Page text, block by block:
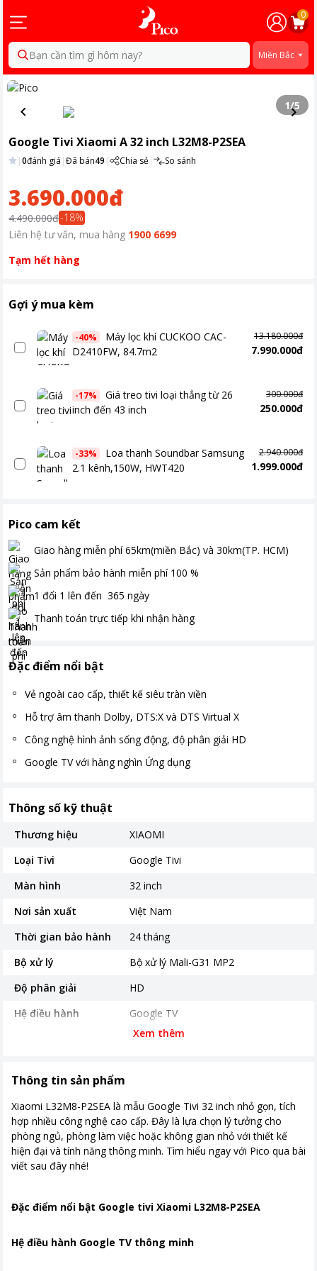
0
Bạn cần tìm gì hôm nay? Miền Bắc
1/5
Google Tivi Xiaomi A 32 inch L32M8-P2SEA
|0đánh giá |Đã bán49 | Chia sẻ| So sánh
3.690.000đ
4.490.000đ-18%
Liên hệ tư vấn, mua hàng 1900 6699
Tạm hết hàng
Gợi ý mua kèm
-40%
Máy lọc khí CUCKOO CAC-
D2410FW, 84.7m2
13.180.000đ
7.990.000đ
-17%
Giá treo tivi loại thẳng từ 26
inch đến 43 inch
300.000đ
250.000đ
-33%
Loa thanh Soundbar Samsung
2.1 kênh,150W, HWT420
2.940.000đ
1.999.000đ
Pico cam kết
Giao hàng miễn phí 65km(miền Bắc) và 30km(TP. HCM)
Sản phẩm bảo hành miễn phí 100 %
1 đổi 1 lên đến 365 ngày
Thanh toán trực tiếp khi nhận hàng
Đặc điểm nổi bật
Vẻ ngoài cao cấp, thiết kế siêu tràn viền
Hỗ trợ âm thanh Dolby, DTS:X và DTS Virtual X
Công nghệ hình ảnh sống động, độ phân giải HD
Google TV với hàng nghìn Ứng dụng
Thông số kỹ thuật
Thương hiệu
XIAOMI
Loại Tivi
Google Tivi
Màn hình
32 inch
Nơi sản xuất
Việt Nam
Thời gian bảo hành
24 tháng
Bộ xử lý
Bộ xử lý Mali-G31 MP2
Độ phân giải
HD
Hệ điều hành
Google TV
2023
Ứng dụng phổ biến
YouTube Netflix Amazon Prime video
Cổng kết nối
Kích thước có chân
Khối lượng có chân
4,8 Kg
Kích thước không chân
7.2 cm
Xem thêm
Thông tin sản phẩm
Xiaomi L32M8-P2SEA là mẫu Google Tivi 32 inch nhỏ gọn, tích
hợp nhiều công nghệ cao cấp. Đây là lựa chọn lý tưởng cho
phòng ngủ, phòng làm việc hoặc không gian nhỏ với thiết kế
hiện đại và tính năng thông minh. Tìm hiểu ngay với Pico qua bài
viết sau đây nhé!
Đặc điểm nổi bật Google tivi Xiaomi L32M8-P2SEA
Hệ điều hành Google TV thông minh